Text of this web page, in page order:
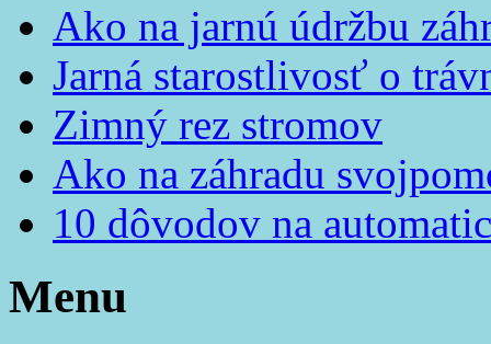
Ako na jarnú údržbu
Jarná starostlivosť o
Zimný rez stromov
Ako na záhradu
10 dôvodov na
Menu